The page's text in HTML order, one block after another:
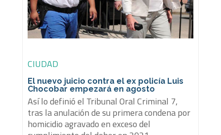
CIUDAD
El nuevo juicio contra el ex policía Luis
Chocobar empezará en agosto
Así lo definió el Tribunal Oral Criminal 7,
tras la anulación de su primera condena por
homicidio agravado en exceso del